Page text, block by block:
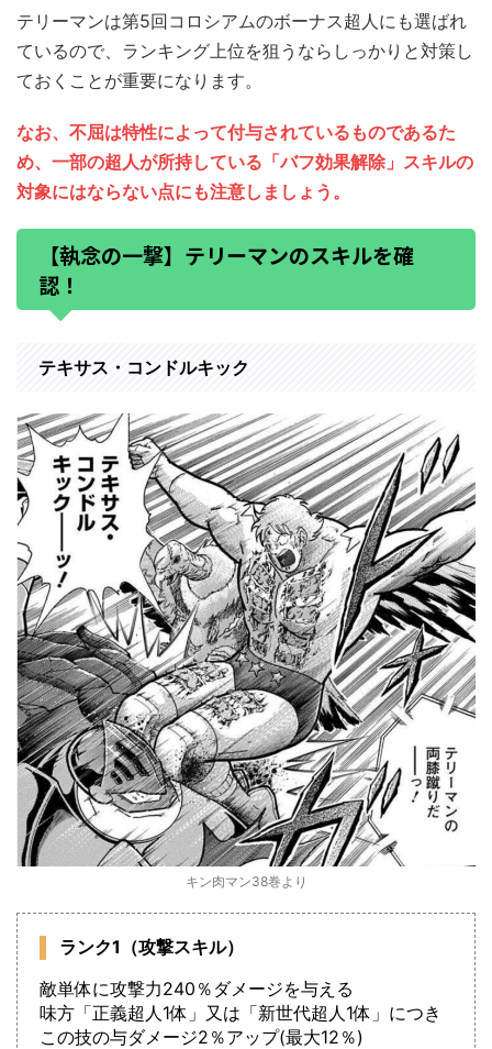
テリーマンは第5回コロシアムのボーナス超人にも選ばれ
ているので、ランキング上位を狙うならしっかりと対策し
ておくことが重要になります。
なお、不屈は特性によって付与されているものであるた
め、一部の超人が所持している「バフ効果解除」スキルの
対象にはならない点にも注意しましょう。
【執念の一撃】テリーマンのスキルを確
認！
テキサス・コンドルキック
キン肉マン38巻より
ランク1（攻撃スキル）
敵単体に攻撃力240％ダメージを与える
味方「正義超人1体」又は「新世代超人1体」につき
この技の与ダメージ2％アップ(最大12％)